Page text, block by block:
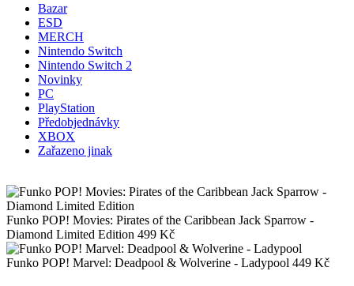
Bazar
ESD
MERCH
Nintendo Switch
Nintendo Switch 2
Novinky
PC
PlayStation
Předobjednávky
XBOX
Zařazeno jinak
Funko POP! Movies: Pirates of the Caribbean Jack Sparrow -
Diamond Limited Edition 499 Kč
Funko POP! Marvel: Deadpool & Wolverine - Ladypool 449 Kč